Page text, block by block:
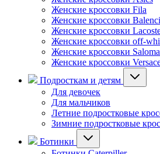
Женские кроссовки Fila
Женские кроссовки
Женские кроссовки
Женские кроссовки off-
Женские кроссовки
Женские кроссовки
Подросткам и детям
Для девочек
Для мальчиков
Летние подростковые
Зимние подростковые
Ботинки